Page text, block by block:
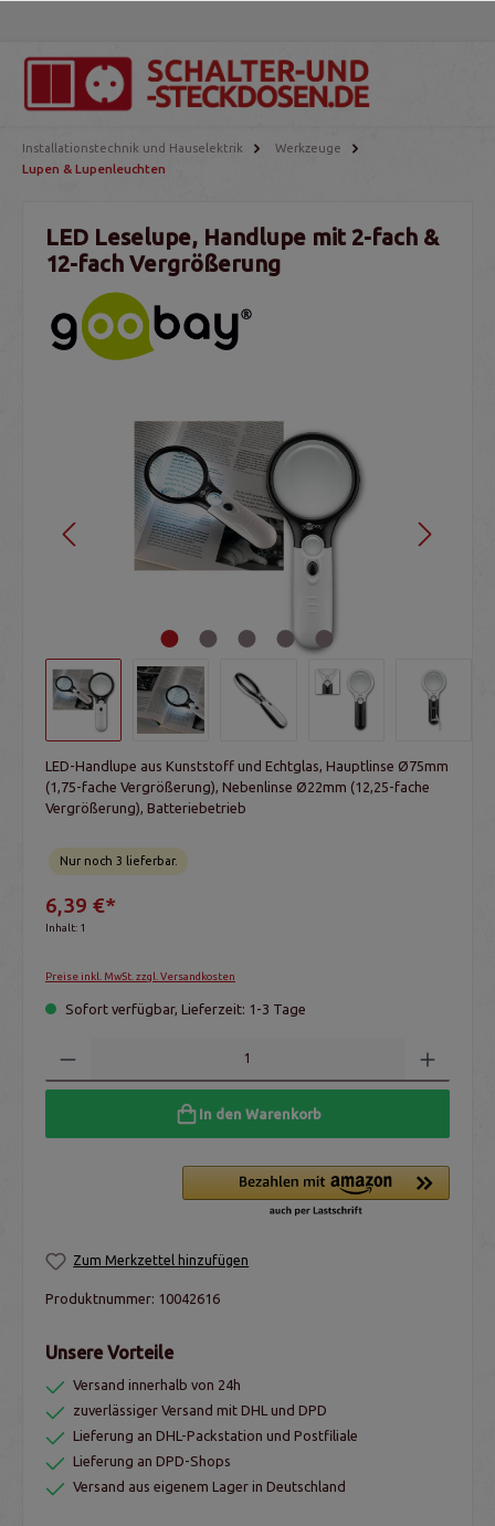
Installationstechnik und Hauselektrik
Werkzeuge
Lupen & Lupenleuchten
LED Leselupe, Handlupe mit 2-fach &
12-fach Vergrößerung
LED-Handlupe aus Kunststoff und Echtglas, Hauptlinse Ø75mm
(1,75-fache Vergrößerung), Nebenlinse Ø22mm (12,25-fache
Vergrößerung), Batteriebetrieb
Nur noch 3 lieferbar.
6,39 €*
Inhalt: 1
Preise inkl. MwSt. zzgl. Versandkosten
Sofort verfügbar, Lieferzeit: 1-3 Tage
In den Warenkorb
Zum Merkzettel hinzufügen
Produktnummer: 10042616
Unsere Vorteile
Versand innerhalb von 24h
zuverlässiger Versand mit DHL und DPD
Lieferung an DHL-Packstation und Postfiliale
Lieferung an DPD-Shops
Versand aus eigenem Lager in Deutschland